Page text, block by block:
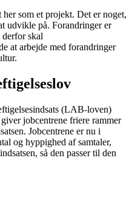
som et projekt. Det er noget,
udvikle på. Forandringer er
skal
at arbejde med forandringer
(LAB-loven)
jobcentrene friere rammer
Jobcentrene er nu i
og hyppighed af samtaler,
så den passer til den